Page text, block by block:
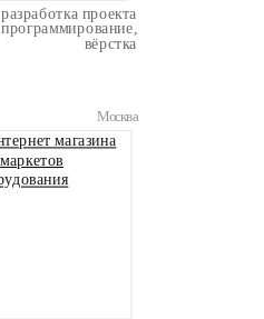
разработка проекта
программирование,
вёрстка
Москва